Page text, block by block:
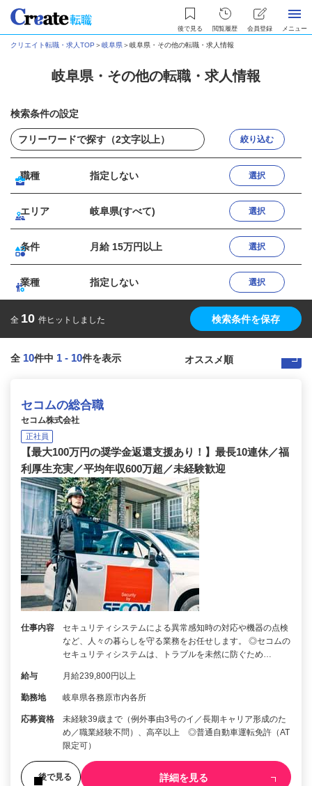
後で見る 閲覧履歴 会員登録 メニュー
クリエイト転職・求人TOP ＞岐阜県＞岐阜県・その他の転職・求人情報
岐阜県・その他の転職・求人情報
検索条件の設定
絞り込む
職種 指定しない 選択
エリア 岐阜県(すべて) 選択
条件 月給 15万円以上 選択
業種 指定しない 選択
全 10 件ヒットしました 検索条件を保存
全 10件中 1 - 10件を表示
セコムの総合職
セコム株式会社
正社員
【最大100万円の奨学金返還支援あり！】最長10連休／福
利厚生充実／平均年収600万超／未経験歓迎
仕事内容
セキュリティシステムによる異常感知時の対応や機器の点検
など、人々の暮らしを守る業務をお任せします。 ◎セコムの
セキュリティシステムは、トラブルを未然に防ぐため…
給与 月給239,800円以上
勤務地 岐阜県各務原市内各所
応募資格
未経験39歳まで（例外事由3号のイ／長期キャリア形成のた
め／職業経験不問）、高卒以上 ◎普通自動車運転免許（AT
限定可）
後で見る 詳細を見る